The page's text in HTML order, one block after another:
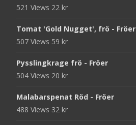
521 Views 22 kr
Tomat 'Gold Nugget', frö - Fröer
507 Views 59 kr
Pysslingkrage frö - Fröer
504 Views 20 kr
Malabarspenat Röd - Fröer
488 Views 32 kr